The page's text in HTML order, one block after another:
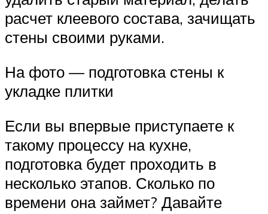
расчет клеевого состава, зачищать
стены своими руками.
На фото — подготовка стены к
укладке плитки
Если вы впервые приступаете к
такому процессу на кухне,
подготовка будет проходить в
несколько этапов. Сколько по
времени она займет? Давайте